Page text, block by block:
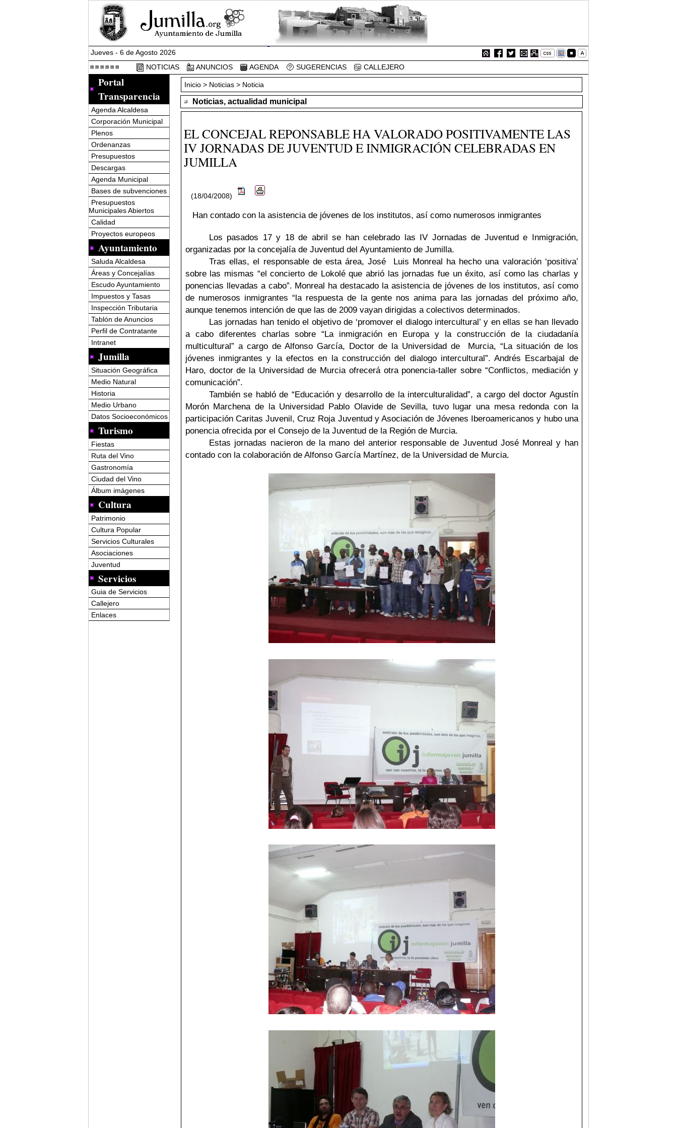
Jueves - 6 de Agosto 2026
NOTICIAS
ANUNCIOS AGENDA SUGERENCIAS CALLEJERO
Portal
Transparencia
Agenda Alcaldesa
Corporación Municipal
Plenos
Ordenanzas
Presupuestos
Descargas
Agenda Municipal
Bases de subvenciones
Presupuestos
Municipales Abiertos
Calidad
Proyectos europeos
Ayuntamiento
Saluda Alcaldesa
Áreas y Concejalías
Escudo Ayuntamiento
Impuestos y Tasas
Inspección Tributaria
Tablón de Anuncios
Perfil de Contratante
Intranet
Jumilla
Situación Geográfica
Medio Natural
Historia
Medio Urbano
Datos Socioeconómicos
Turismo
Fiestas
Ruta del Vino
Gastronomía
Ciudad del Vino
Álbum imágenes
Cultura
Patrimonio
Cultura Popular
Servicios Culturales
Asociaciones
Juventud
Servicios
Guia de Servicios
Callejero
Enlaces
Inicio> Noticias > Noticia
Noticias, actualidad municipal
EL CONCEJAL REPONSABLE HA VALORADO POSITIVAMENTE LAS
IV JORNADAS DE JUVENTUD E INMIGRACIÓN CELEBRADAS EN
JUMILLA
(18/04/2008)
Han contado con la asistencia de jóvenes de los institutos, así como numerosos inmigrantes
Los pasados 17 y 18 de abril se han celebrado las IV Jornadas de Juventud e Inmigración,
organizadas por la concejalía de Juventud del Ayuntamiento de Jumilla.
Tras ellas, el responsable de esta área, José
Luis Monreal ha hecho una valoración ‘positiva’
sobre las mismas “el concierto de Lokolé que abrió las jornadas fue un éxito, así como las charlas y
ponencias llevadas a cabo”. Monreal ha destacado la asistencia de jóvenes de los institutos, así como
de numerosos inmigrantes “la respuesta de la gente nos anima para las jornadas del próximo año,
aunque tenemos intención de que las de 2009 vayan dirigidas a colectivos determinados.
Las jornadas han tenido el objetivo de ‘promover el dialogo intercultural’ y en ellas se han llevado
a cabo diferentes charlas sobre “La inmigración en Europa y la construcción de la ciudadanía
multicultural” a cargo de Alfonso García, Doctor de la Universidadde
Murcia, “La situación de los
jóvenes inmigrantes y la efectos en la construcción del dialogo intercultural”. Andrés Escarbajal de
Haro, doctor de la Universidad de Murcia ofrecerá otra ponencia-taller sobre “Conflictos, mediación y
comunicación”.
También se habló de “Educación y desarrollo de la interculturalidad”, a cargo del doctor Agustín
Morón Marchena de la Universidad Pablo Olavide de Sevilla, tuvo lugar una mesa redonda con la
participación Caritas Juvenil, Cruz Roja Juventud y Asociación de Jóvenes Iberoamericanos y hubo una
ponencia ofrecida por el Consejo de la Juventudde la Regiónde Murcia.
Estas jornadas nacieron de la mano del anterior responsable de Juventud José Monreal y han
contado con la colaboración de Alfonso García Martínez, de la Universidadde Murcia.